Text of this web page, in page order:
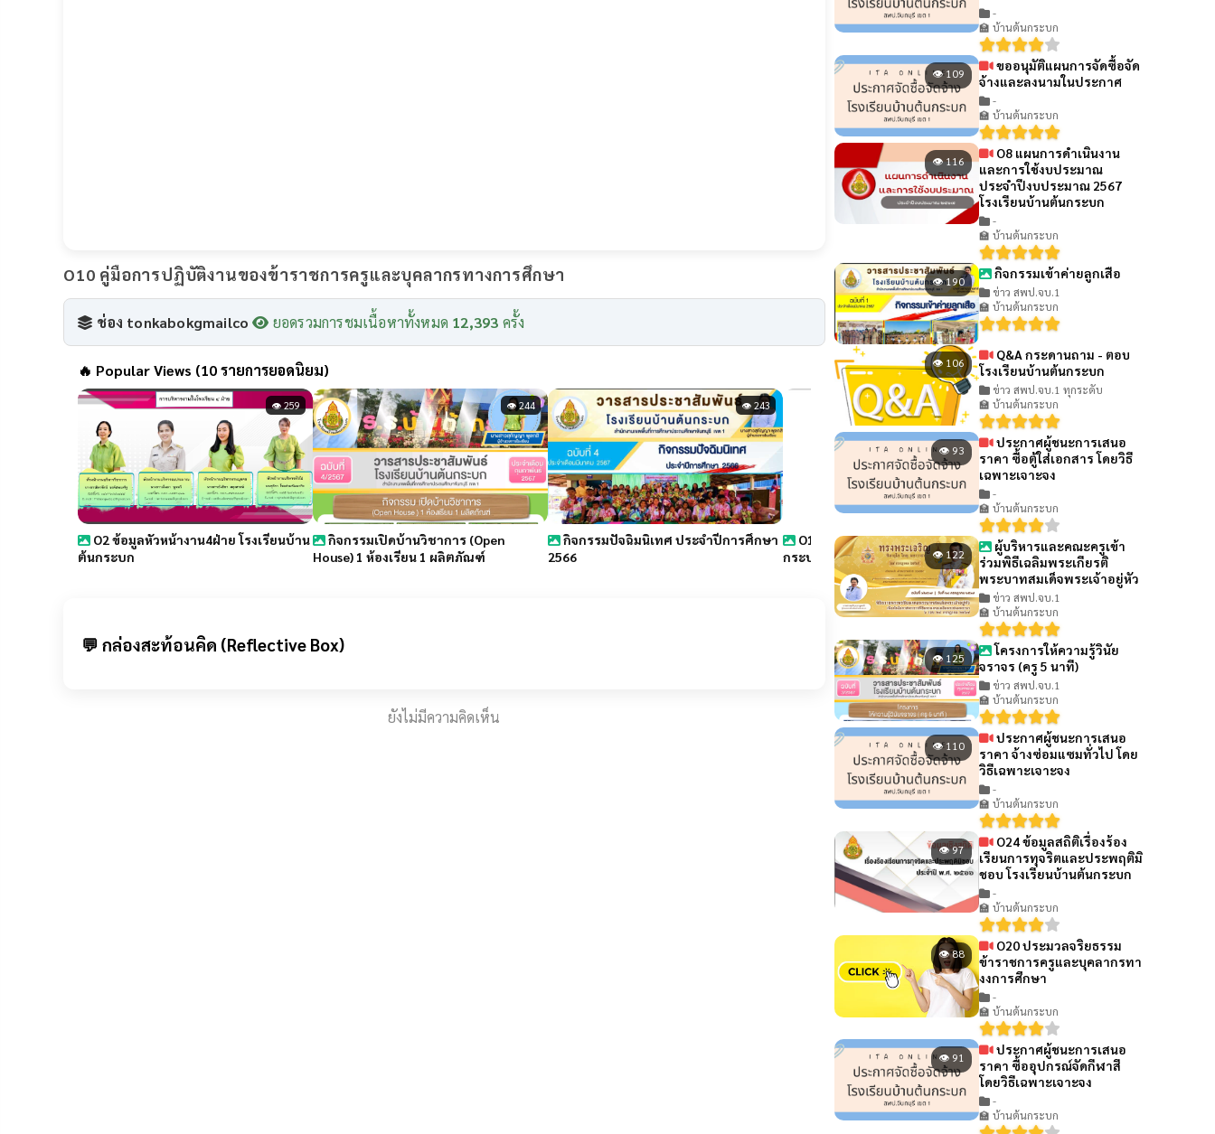
O10 คู่มือการปฏิบัติงานของข้าราชการครูและบุคลากรทางการศึกษา
ช่อง tonkabokgmailco ยอดรวมการชมเนื้อหาทั้งหมด 12,393 ครั้ง
🔥 Popular Views (10 รายการยอดนิยม)
👁 259
O2 ข้อมูลหัวหน้างาน4ฝ่าย โรงเรียนบ้าน
ต้นกระบก
👁 244
กิจกรรมเปิดบ้านวิชาการ (Open
House) 1 ห้องเรียน 1 ผลิตภัณฑ์
👁 243
กิจกรรมปัจฉิมนิเทศ ประจำปีการศึกษา
2566
👁 217
O1 ข้อมูลพื้นฐานโรงเรียนบ้านต้น
กระบก
💬 กล่องสะท้อนคิด (Reflective Box)
ยังไม่มีความคิดเห็น
-
🏫 บ้านต้นกระบก
👁 109
ขออนุมัติแผนการจัดซื้อจัด
จ้างและลงนามในประกาศ
-
🏫 บ้านต้นกระบก
👁 116
O8 แผนการดำเนินงาน
และการใช้งบประมาณ
ประจำปีงบประมาณ 2567
โรงเรียนบ้านต้นกระบก
-
🏫 บ้านต้นกระบก
👁 190 กิจกรรมเข้าค่ายลูกเสือ
ข่าว สพป.จบ.1
🏫 บ้านต้นกระบก
👁 106
Q&A กระดานถาม - ตอบ
โรงเรียนบ้านต้นกระบก
ข่าว สพป.จบ.1 ทุกระดับ
🏫 บ้านต้นกระบก
👁 93
ประกาศผู้ชนะการเสนอ
ราคา ซื้อตู้ใส่เอกสาร โดยวิธี
เฉพาะเจาะจง
-
🏫 บ้านต้นกระบก
👁 122
ผู้บริหารและคณะครูเข้า
ร่วมพิธีเฉลิมพระเกียรติ
พระบาทสมเด็จพระเจ้าอยู่หัว
ข่าว สพป.จบ.1
🏫 บ้านต้นกระบก
👁 125
โครงการให้ความรู้วินัย
จราจร (ครู 5 นาที)
ข่าว สพป.จบ.1
🏫 บ้านต้นกระบก
👁 110
ประกาศผู้ชนะการเสนอ
ราคา จ้างซ่อมแซมทั่วไป โดย
วิธีเฉพาะเจาะจง
-
🏫 บ้านต้นกระบก
👁 97
O24 ข้อมูลสถิติเรื่องร้อง
เรียนการทุจริตและประพฤติมิ
ชอบ โรงเรียนบ้านต้นกระบก
-
🏫 บ้านต้นกระบก
👁 88
O20 ประมวลจริยธรรม
ข้าราชการครูและบุคลากรทา
งงการศึกษา
-
🏫 บ้านต้นกระบก
👁 91
ประกาศผู้ชนะการเสนอ
ราคา ซื้ออุปกรณ์จัดกีฬาสี
โดยวิธีเฉพาะเจาะจง
-
🏫 บ้านต้นกระบก